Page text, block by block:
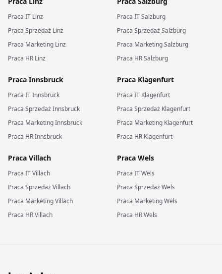
Praca IT Linz
Praca Sprzedaż Linz
Praca Marketing Linz
Praca HR Linz
Praca ITSalzburg
Praca SprzedażSalzburg
Praca MarketingSalzburg
Praca HRSalzburg
Praca Innsbruck
Praca ITInnsbruck
Praca SprzedażInnsbruck
Praca MarketingInnsbruck
Praca HRInnsbruck
Praca Klagenfurt
Praca IT Klagenfurt
Praca Sprzedaż Klagenfurt
Praca Marketing Klagenfurt
Praca HR Klagenfurt
Praca Villach
Praca ITVillach
Praca SprzedażVillach
Praca MarketingVillach
Praca HRVillach
Praca Wels
Praca ITWels
Praca SprzedażWels
Praca MarketingWels
Praca HRWels